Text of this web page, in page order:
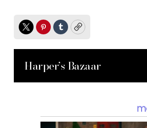
TwitterPinterest
TumblrCopy
Harper’s Bazaar